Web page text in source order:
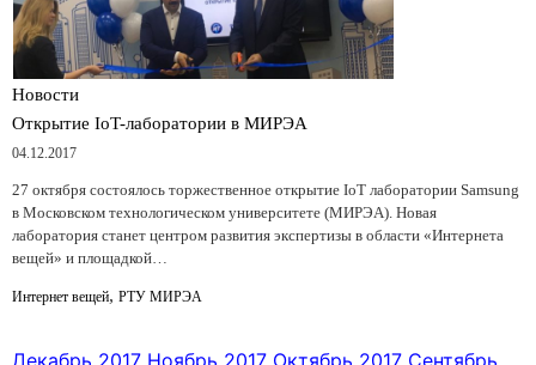
Новости
Открытие IoT-лаборатории в МИРЭА
04.12.2017
27 октября состоялось торжественное открытие IoT лаборатории Samsung
в Московском технологическом университете (МИРЭА). Новая
лаборатория станет центром развития экспертизы в области «Интернета
вещей» и площадкой…
Интернет вещей, РТУ МИРЭА
Декабрь 2017 Ноябрь 2017 Октябрь 2017 Сентябрь